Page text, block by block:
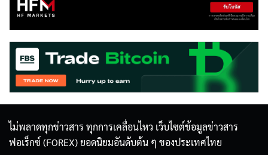
ไม่พลาดทุกข่าวสาร ทุกการเคลื่อนไหว เว็บไซต์ข้อมูลข่าวสาร
ฟอเร็กซ์ (FOREX) ยอดนิยมอันดับต้น ๆ ของประเทศไทย